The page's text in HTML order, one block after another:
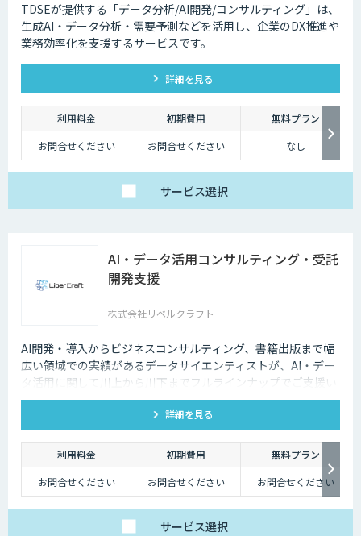
TDSEが提供する「データ分析/AI開発/コンサルティング」は、
生成AI・データ分析・需要予測などを活用し、企業のDX推進や
業務効率化を支援するサービスです。
詳細を見る
利用料金 初期費用
無料プラン
お問合せください
お問合せください なし
サービス選択
AI・データ活用コンサルティング・受託
開発支援
株式会社リベルクラフト
AI開発・導入からビジネスコンサルティング、書籍出版まで幅
広い領域での実績があるデータサイエンティストが、AI・デー
タ活用に関して川上から川下までフルラインナップでご支援い
たします。
詳細を見る
利用料金 初期費用
無料プラン
お問合せください
お問合せください お問合せください
サービス選択